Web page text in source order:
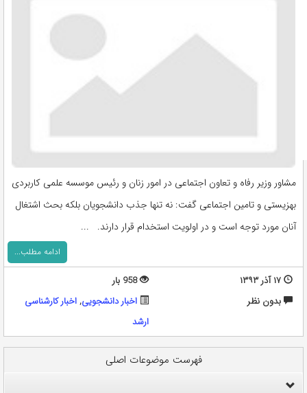
مشاور وزیر رفاه و تعاون اجتماعی در امور زنان و رئیس موسسه علمی کاربردی
بهزیستی و تامین اجتماعی گفت: نه تنها جذب دانشجویان بلکه بحث اشتغال
آنان مورد توجه است و در اولویت استخدام قرار دارند. ...
ادامه مطلب...
۱۷ آذر ۱۳۹۳
958 بار
بدون نظر
اخبار دانشجویی,اخبار کارشناسی
ارشد
فهرست موضوعات اصلی